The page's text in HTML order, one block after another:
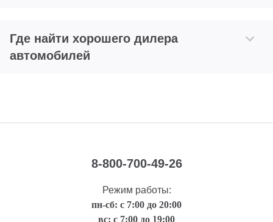
Где найти хорошего дилера
автомобилей
8-800-700-49-26
Режим работы:
пн-сб: с 7:00 до 20:00
вс: с 7:00 до 19:00